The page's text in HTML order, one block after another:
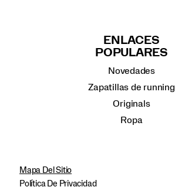
ENLACES
POPULARES
Novedades
Zapatillas de running
Originals
Ropa
Mapa Del Sitio
Política De Privacidad